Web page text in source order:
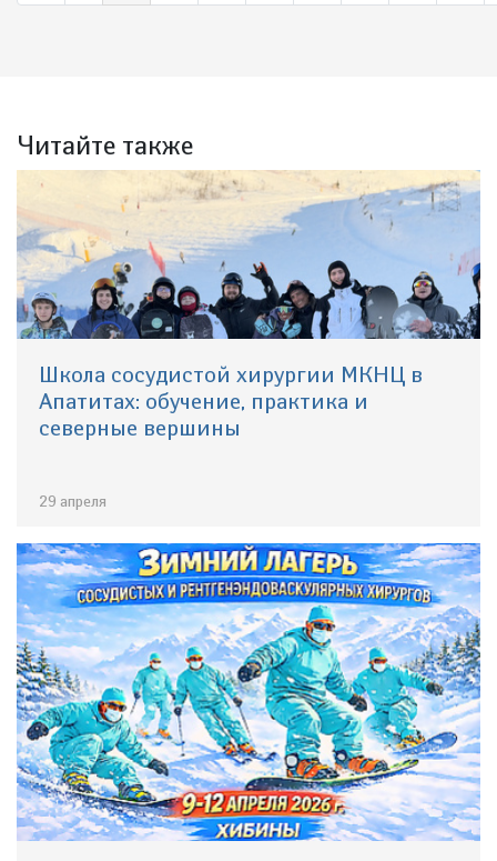
Читайте также
Школа сосудистой хирургии МКНЦ в
Апатитах: обучение, практика и
северные вершины
29 апреля